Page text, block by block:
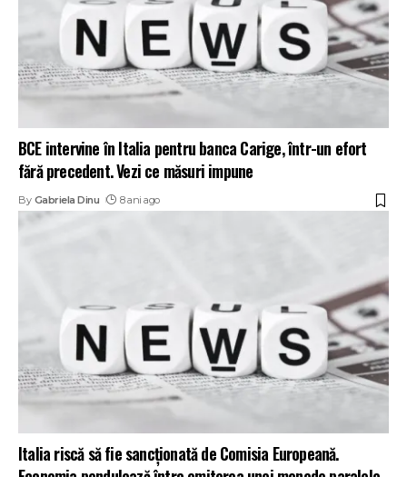
BCE intervine în Italia pentru banca Carige, într-un efort
fără precedent. Vezi ce măsuri impune
By Gabriela Dinu 8 ani ago
Italia riscă să fie sancționată de Comisia Europeană.